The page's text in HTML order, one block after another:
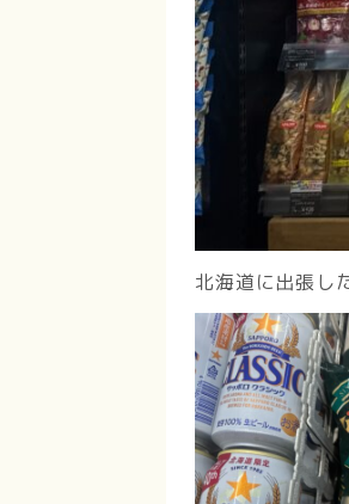
北海道に出張し